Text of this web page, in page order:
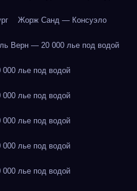
Жорж Санд — Консуэло
Верн — 20 000 лье под водой
лье под водой
лье под водой
лье под водой
лье под водой
лье под водой